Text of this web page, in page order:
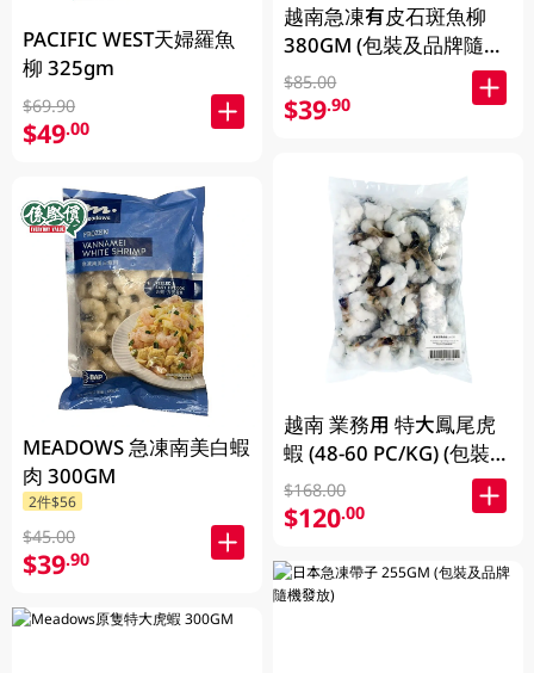
PACIFIC WEST天婦羅魚
柳 325gm
$69.90
$49.00
MEADOWS 急凍南美白蝦
肉 300GM
2件$56
$45.00
$39.90
越南急凍有皮石斑魚柳
380GM (包裝及品牌隨機
發放)
$85.00
$39.90
越南 業務用 特大鳳尾虎
蝦 (48-60 PC/KG) (包裝及
品牌隨機發放)
$168.00
$120.00